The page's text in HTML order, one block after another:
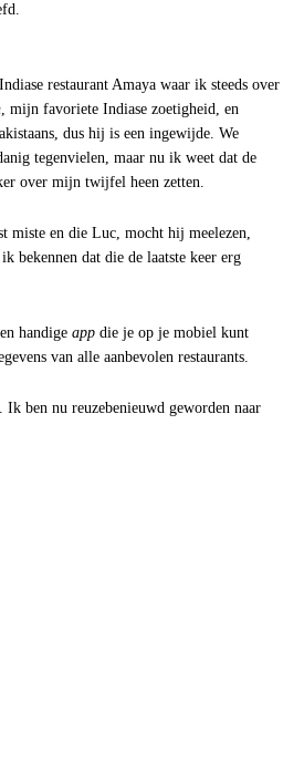
restaurant Amaya waar ik steeds over
, mijn favoriete Indiase zoetigheid, en
dus hij is een ingewijde. We
tegenvielen, maar nu ik weet dat de
over mijn twijfel heen zetten.
miste en die Luc, mocht hij meelezen,
bekennen dat die de laatste keer erg
handige app die je op je mobiel kunt
van alle aanbevolen restaurants.
ben nu reuzebenieuwd geworden naar